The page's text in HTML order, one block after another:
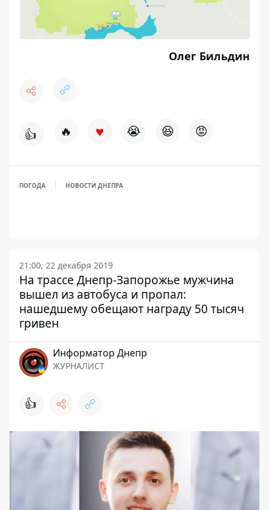
Олег Бильдин
👍 🔥 ♥ 😭 😆 😡
ПОГОДА НОВОСТИ ДНЕПРА
21:00, 22 декабря 2019
На трассе Днепр-Запорожье мужчина
вышел из автобуса и пропал:
нашедшему обещают награду 50 тысяч
гривен
Информатор Днепр
ЖУРНАЛИСТ
👍